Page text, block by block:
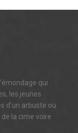
qui
les jeunes
d’un arbuste ou
la cime voire